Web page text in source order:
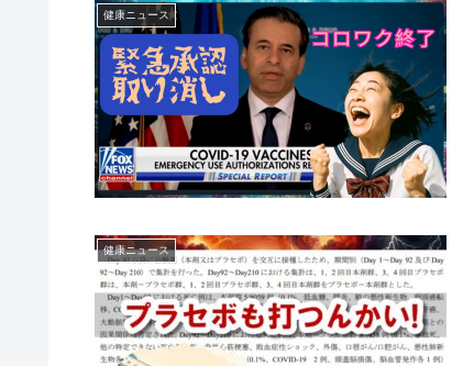
健康ニュース
健康ニュース